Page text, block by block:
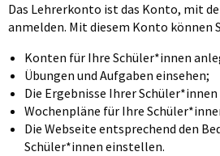
Das Lehrerkonto ist das Konto, mit
anmelden. Mit diesem Konto können
Konten für Ihre Schüler*innen
Übungen und Aufgaben einsehen;
Die Ergebnisse Ihrer
Wochenpläne für Ihre
Die Webseite entsprechend den
Schüler*innen einstellen.